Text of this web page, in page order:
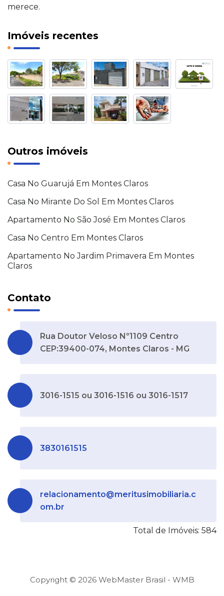
merece.
Imóveis recentes
Outros imóveis
Casa No Guarujá Em Montes Claros
Casa No Mirante Do Sol Em Montes Claros
Apartamento No São José Em Montes Claros
Casa No Centro Em Montes Claros
Apartamento No Jardim Primavera Em Montes
Claros
Contato
Rua Doutor Veloso Nº1109 Centro
CEP:39400-074, Montes Claros - MG
3016-1515 ou 3016-1516 ou 3016-1517
3830161515
relacionamento@meritusimobiliaria.c
om.br
Total de Imóveis: 584
Copyright © 2026WebMaster Brasil - WMB